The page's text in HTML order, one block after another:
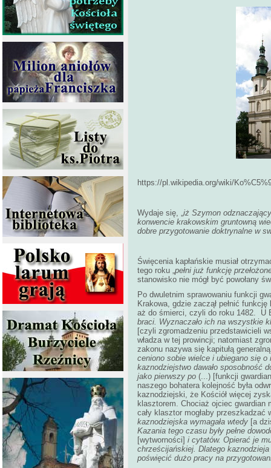
https://pl.wikipedia.org/wiki/
Wydaje się, „iż Szymon
konwencie krakowskim gruntowną
dobre przygotowanie doktrynalne w
Święcenia kapłańskie musiał
tego roku „pełni już funkcję
stanowisko nie mógł być powołany
Po dwuletnim sprawowaniu funkcji
Krakowa, gdzie zaczął pełnić
aż do śmierci, czyli do roku 1482. U
braci. Wyznaczało ich na wszystkie
[czyli zgromadzeniu przedstawicieli
władza w tej prowincji; natomiast
zakonu nazywa się kapitułą
ceniono sobie wielce i ubiegano się o
kaznodziejstwo dawało sposobność
jako pierwszy po (...) [funkcji
naszego bohatera kolejność była
kaznodziejski, że Kościół więcej
klasztorem. Chociaż ojciec gwardian
cały klasztor mogłaby
kaznodziejska wymagała wtedy [a
Kazania tego czasu były pełne
[wytworności] i cytatów. Opierać je
chrześcijańskiej. Dlatego
poświęcić dużo pracy na